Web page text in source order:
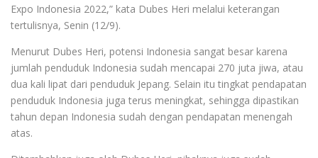
Expo Indonesia 2022,” kata Dubes Heri melalui keterangan
tertulisnya, Senin (12/9).
Menurut Dubes Heri, potensi Indonesia sangat besar karena
jumlah penduduk Indonesia sudah mencapai 270 juta jiwa, atau
dua kali lipat dari penduduk Jepang. Selain itu tingkat pendapatan
penduduk Indonesia juga terus meningkat, sehingga dipastikan
tahun depan Indonesia sudah dengan pendapatan menengah
atas.